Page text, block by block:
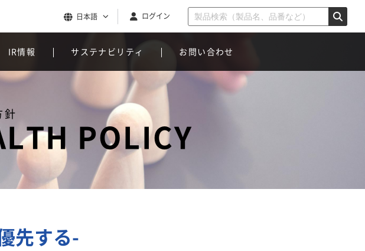
日本語 ログイン
IR情報 サステナビリティ お問い合わせ
針
POLICY
先する-